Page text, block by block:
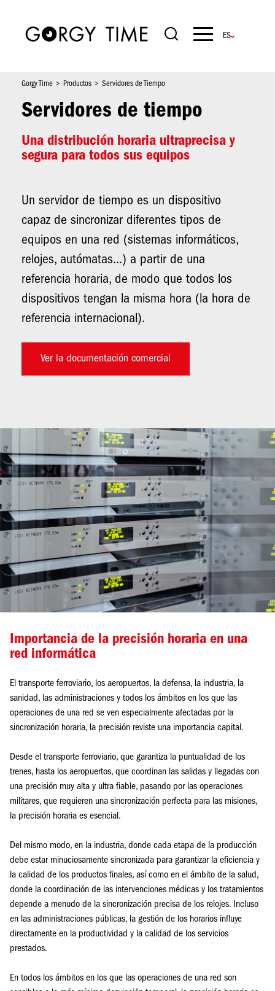
contenido
principal
Navigation
Gorgy Time Productos Servidores de Tiempo
Servidores de tiempo
Una distribución horaria ultraprecisa y
segura para todos sus equipos
Un servidor de tiempo es un dispositivo
capaz de sincronizar diferentes tipos de
equipos en una red (sistemas informáticos,
relojes, autómatas...) a partir de una
referencia horaria, de modo que todos los
dispositivos tengan la misma hora (la hora de
referencia internacional).
Ver la documentación comercial
Importancia de la precisión horaria en una
red informática
El transporte ferroviario, los aeropuertos, la defensa, la industria, la
sanidad, las administraciones y todos los ámbitos en los que las
operaciones de una red se ven especialmente afectadas por la
sincronización horaria, la precisión reviste una importancia capital.
Desde el transporte ferroviario, que garantiza la puntualidad de los
trenes, hasta los aeropuertos, que coordinan las salidas y llegadas con
una precisión muy alta y ultra fiable, pasando por las operaciones
militares, que requieren una sincronización perfecta para las misiones,
la precisión horaria es esencial.
Del mismo modo, en la industria, donde cada etapa de la producción
debe estar minuciosamente sincronizada para garantizar la eficiencia y
la calidad de los productos finales, así como en el ámbito de la salud,
donde la coordinación de las intervenciones médicas y los tratamientos
depende a menudo de la sincronización precisa de los relojes. Incluso
en las administraciones públicas, la gestión de los horarios influye
directamente en la productividad y la calidad de los servicios
prestados.
En todos los ámbitos en los que las operaciones de una red son